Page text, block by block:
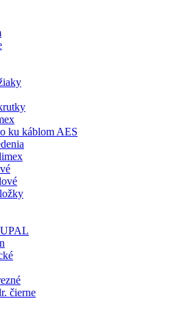
ku káblom AES
čierne